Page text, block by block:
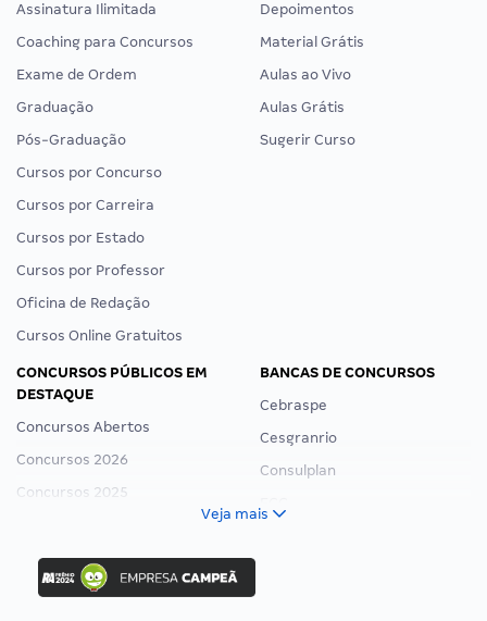
Assinatura Ilimitada
Coaching para Concursos
Exame de Ordem
Graduação
Pós-Graduação
Cursos por Concurso
Cursos por Carreira
Cursos por Estado
Cursos por Professor
Oficina de Redação
Cursos Online Gratuitos
Depoimentos
Material Grátis
Aulas ao Vivo
Aulas Grátis
Sugerir Curso
CONCURSOS PÚBLICOS EM
DESTAQUE
Concursos Abertos
Concursos 2026
Concursos 2025
Concurso Ibama
Concurso MPU
BANCAS DE CONCURSOS
Cebraspe
Cesgranrio
Consulplan
Veja mais